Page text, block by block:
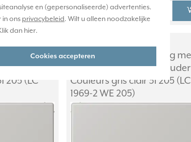
en (gepersonaliseerde) advertenties.
in ons privacybeleid. Wilt u alleen noodzakelijke
dan hier.
Cookies accepteren
+ 64,95 -
met
houder Les
205 (LC
klikbevestiging 2-voudig
draagring keystone houder
Couleurs gris clair 31 205 (LC
1969-2 WE 205)